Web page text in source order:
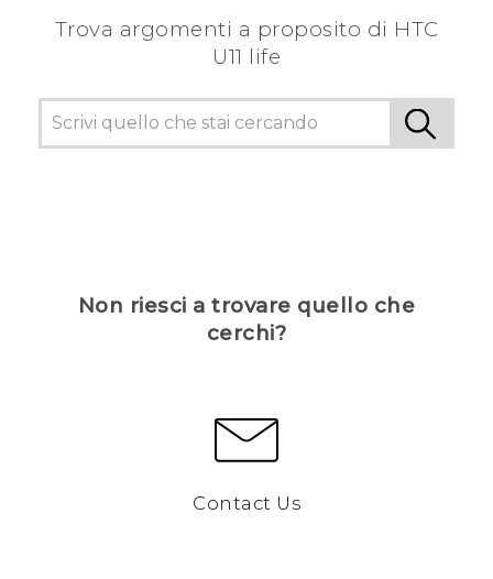
Trova argomenti a proposito di HTC
U11 life
Non riesci a trovare quello che
cerchi?
Contact Us